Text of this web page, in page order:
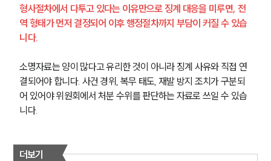
형사절차에서 다투고 있다는 이유만으로 징계 대응을 미루면, 전
역 형태가 먼저 결정되어 이후 행정절차까지 부담이 커질 수 있습
니다.
소명자료는 양이 많다고 유리한 것이 아니라 징계 사유와 직접 연
결되어야 합니다. 사건 경위, 복무 태도, 재발 방지 조치가 구분되
어 있어야 위원회에서 처분 수위를 판단하는 자료로 쓰일 수 있습
니다.
더보기